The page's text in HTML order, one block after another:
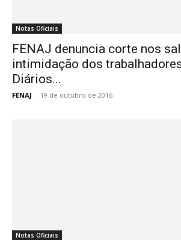
Notas Oficiais
FENAJ denuncia corte nos
intimidação dos
Diários...
FENAJ - 19 de outubro de 2016
Notas Oficiais